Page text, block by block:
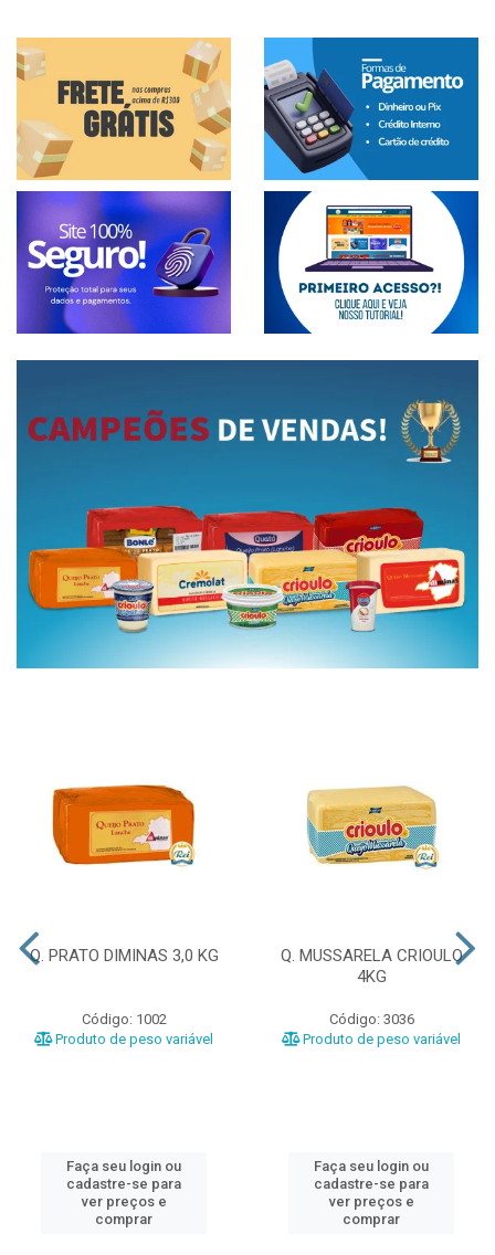
Q. PRATO DIMINAS 3,0 KG
Código: 1002
Produto de peso variável
Faça seu login ou
cadastre-se para
ver preços e
comprar
Q. MUSSARELA CRIOULO
4KG
Código: 3036
Produto de peso variável
Faça seu login ou
cadastre-se para
ver preços e
comprar